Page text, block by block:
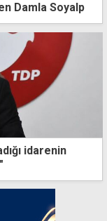
Damla Soyalp
idarenin